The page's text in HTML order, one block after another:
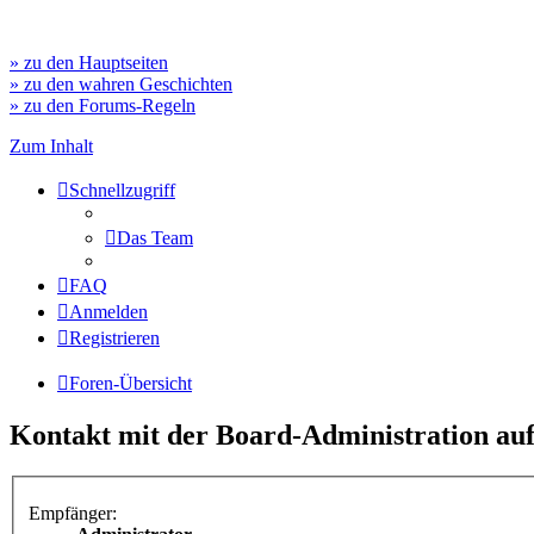
» zu den Hauptseiten
» zu den wahren Geschichten
» zu den Forums-Regeln
Zum Inhalt
Schnellzugriff
Das Team
FAQ
Anmelden
Registrieren
Foren-Übersicht
Kontakt mit der Board-Administration
Empfänger: